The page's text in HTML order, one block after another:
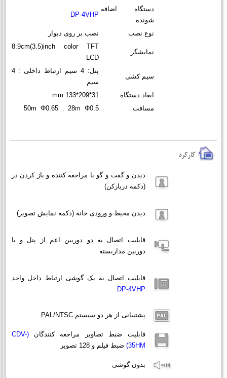
دستگاه اضافه
شونده
DP-4VHP
نوع نصب نصب بر روی دیوار
نمایشگر
8.9cm(3.5)inch color TFT
LCD
سیم کشی
پنل: 4 سیم ارتباط داخلی : 4
سیم
ابعاد دستگاه
mm 133*209*31
مسافت
50m Φ0.65 ‚ 28m Φ0.5
دیدن و گفت و گو با مراجعه کننده و باز کردن در
(دکمه دربازکن)
دیدن محیط و ورودی خانه (دکمه نمایش تصویر)
قابلیت اتصال به دو دوربین اعم از پنل و یا
دوربین مداربسته
قابلیت اتصال به یک گوشی ارتباط داخل واحد
DP-4VHP
پشتیبانی از هر دو سیستم PAL/NTSC
فابلیت ضبط تصاویر مراجعه کنندگان (CDV-
35HM) ضبط فیلم و 128 تصویر
بدون گوشی